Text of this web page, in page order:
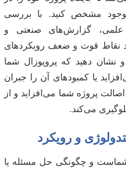
مشخص کنید. با بررسی
علمی، گزارش‌های صنعتی و
نقاط قوت و ضعف رویکردهای
نشان دهید که پروپوزال شما
یا کمبودهای آن را جبران
اصالت پروژه شما می‌افزاید و از
می‌کند.
و رویکرد
و چگونگی حل مسئله یا